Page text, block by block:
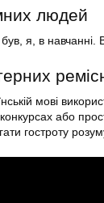
людей
я, в навчанні.
мові
або
гостроту